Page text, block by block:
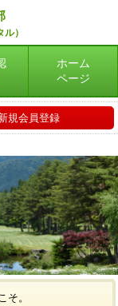
）
ホーム
ページ
規会員登録
そ。